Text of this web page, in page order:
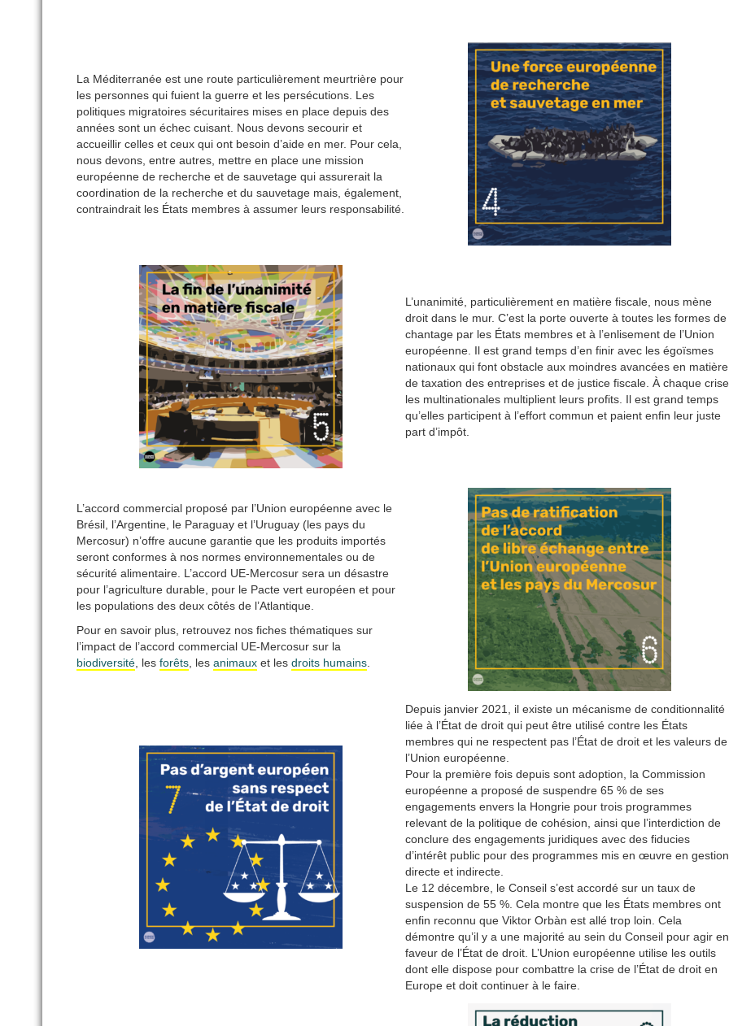
La Méditerranée est une route particulièrement meurtrière pour
les personnes qui fuient la guerre et les persécutions. Les
politiques migratoires sécuritaires mises en place depuis des
années sont un échec cuisant. Nous devons secourir et
accueillir celles et ceux qui ont besoin d’aide en mer. Pour cela,
nous devons, entre autres, mettre en place une mission
européenne de recherche et de sauvetage qui assurerait la
coordination de la recherche et du sauvetage mais, également,
contraindrait les États membres à assumer leurs responsabilité.
L’unanimité, particulièrement en matière fiscale, nous mène
droit dans le mur. C’est la porte ouverte à toutes les formes de
chantage par les États membres et à l’enlisement de l’Union
européenne. Il est grand temps d’en finir avec les égoïsmes
nationaux qui font obstacle aux moindres avancées en matière
de taxation des entreprises et de justice fiscale. À chaque
les multinationales multiplient leurs profits. Il est grand temps
qu’elles participent à l’effort commun et paient enfin leur juste
part d’impôt.
L’accord commercial proposé par l’Union européenne avec le
Brésil, l’Argentine, le Paraguay et l’Uruguay (les pays du
Mercosur) n’offre aucune garantie que les produits importés
seront conformes à nos normes environnementales ou de
sécurité alimentaire. L’accord UE-Mercosur sera un désastre
pour l’agriculture durable, pour le Pacte vert européen et pour
les populations des deux côtés de l’Atlantique.
Pour en savoir plus, retrouvez nos fiches thématiques sur
l’impact de l’accord commercial UE-Mercosur sur la
biodiversité , les forêts , les animaux et les droits humains
Depuis janvier 2021, il existe un mécanisme de conditionnalité
liée à l’État de droit qui peut être utilisé contre les États
membres qui ne respectent pas l’État de droit et les valeurs de
l’Union européenne.
Pour la première fois depuis sont adoption, la Commission
européenne a proposé de suspendre 65 % de ses
engagements envers la Hongrie pour trois programmes
relevant de la politique de cohésion, ainsi que l’interdiction de
conclure des engagements juridiques avec des fiducies
d’intérêt public pour des programmes mis en œuvre en gestion
directe et indirecte.
Le 12 décembre, le Conseil s’est accordé sur un taux de
suspension de 55 %. Cela montre que les États membres ont
enfin reconnu que Viktor Orbàn est allé trop loin. Cela
démontre qu’il y a une majorité au sein du Conseil pour agir en
faveur de l’État de droit. L’Union européenne utilise les outils
dont elle dispose pour combattre la crise de l’État de droit en
Europe et doit continuer à le faire.